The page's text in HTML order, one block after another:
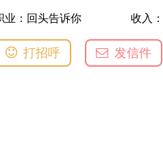
业： 回头告诉你 收入：
打招呼 发信件